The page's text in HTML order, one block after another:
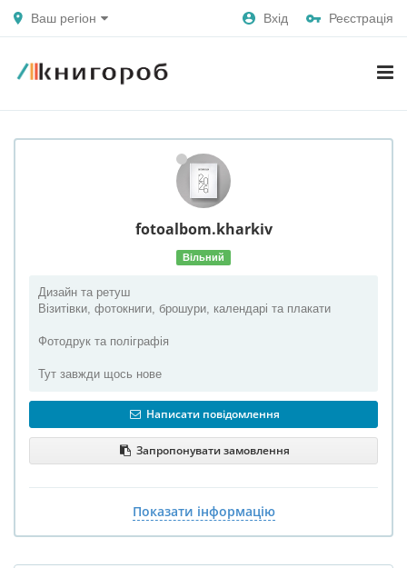
Ваш регіон Вхід Реєстрація
fotoalbom.kharkiv
Вільний
Дизайн та ретуш
Візитівки, фотокниги, брошури, календарі та плакати
Фотодрук та поліграфія
Тут завжди щось нове
Написати повідомлення
Запропонувати замовлення
Показати інформацію